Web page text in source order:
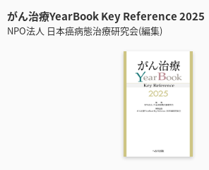
がん治療YearBook Key Reference 2025
NPO法人 日本癌病態治療研究会(編集)